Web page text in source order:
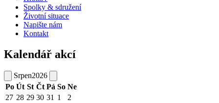
Spolky & sdružení
Životní situace
Napište nám
Kontakt
Kalendář akcí
Srpen2026
Po Út St Čt Pá So Ne
27 28 29 30 31 1
2